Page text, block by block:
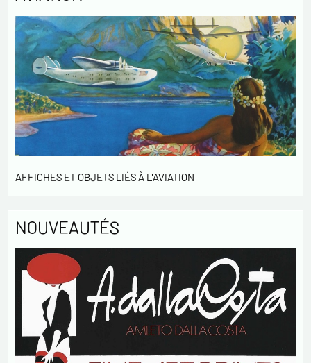
informations saisies dans ce formulaire soient
utilisées pour me contacter dans le cadre de cet
échange commercial.
En cochant cette case, j'accepte de recevoir des
Lettres d'information de votre part concernant
votre activités.
* champs obligatoires
Envoyer
AFFICHES ET OBJETS LIÉS À L'AVIATION
NOUVEAUTÉS